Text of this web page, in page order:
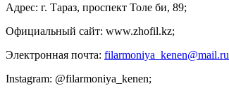
Адрес: г. Тараз, проспект Толе би, 89;
Официальный сайт: www.zhofil.kz;
Электронная почта: filarmoniya_kenen@mail.ru
Instagram: @filarmoniya_kenen;